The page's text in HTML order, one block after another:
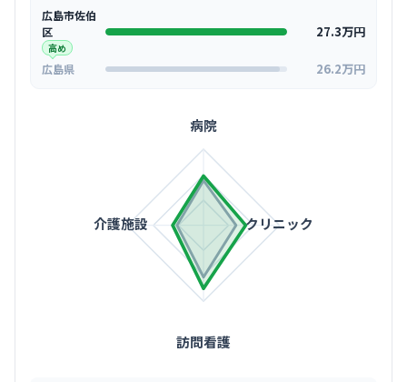
広島市佐伯
区
高め
27.3万円
広島県 26.2万円
病院
クリニック
訪問看護
介護施設